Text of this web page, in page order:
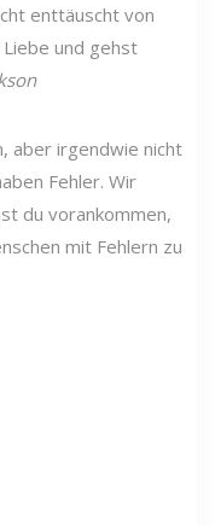
enttäuscht von
und gehst
aber irgendwie nicht
Fehler. Wir
du vorankommen,
mit Fehlern zu